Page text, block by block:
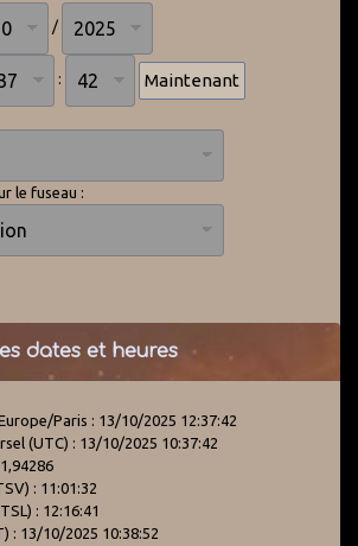
/
:
le fuseau :
dates et heures
Paris : 13/10/2025 12:37:42
(UTC) : 13/10/2025 10:37:42
: 11:01:32
: 12:16:41
: 13/10/2025 10:38:52